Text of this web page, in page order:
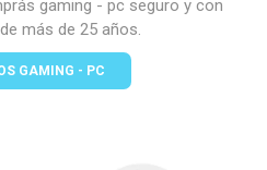
gaming - pc seguro y con
más de 25 años.
GAMING - PC